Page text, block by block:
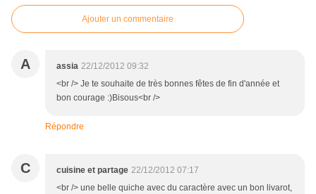
Ajouter un commentaire
A assia 22/12/2012 09:32
<br /> Je te souhaite de très bonnes fêtes de fin d'année et
bon courage :)Bisous<br />
Répondre
C cuisine et partage 22/12/2012 07:17
<br /> une belle quiche avec du caractère avec un bon livarot,